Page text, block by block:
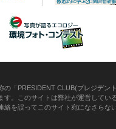
の「PRESIDENT CLUB(プレジデン
す。このサイトは弊社が運営してい
絡を誤ってこのサイト宛になさらな